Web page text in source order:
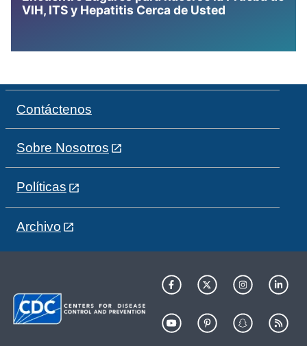
VIH, ITS y Hepatitis Cerca de Usted
Contáctenos
Sobre Nosotros
Políticas
Archivo